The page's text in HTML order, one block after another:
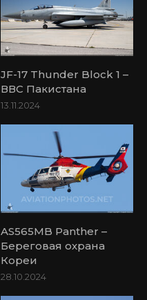
JF-17 Thunder Block 1 –
ВВС Пакистана
13.11.2024
AS565MB Panther –
Береговая охрана
Кореи
28.10.2024